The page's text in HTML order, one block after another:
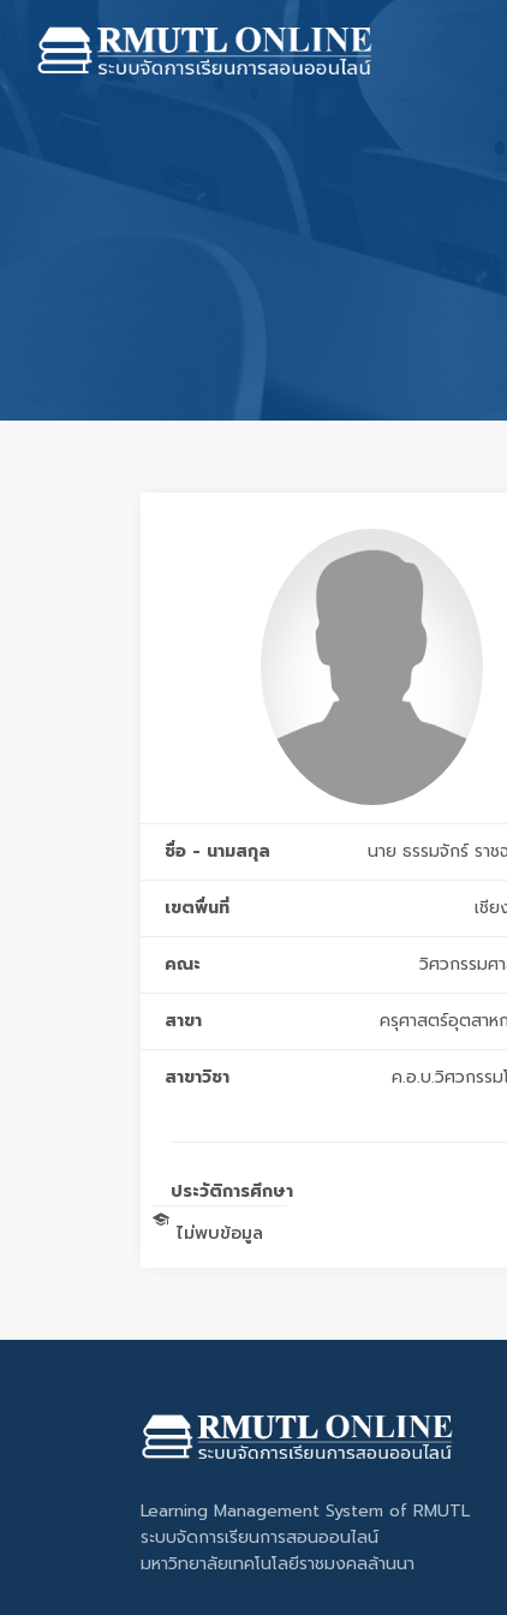
ชื่อ - นามสกุล นาย ธรรมจักร์ ราช
เขตพื่นที่ เชีย
คณะ วิศวกรรมศ
สาขา ครุศาสตร์อุตสาห
สาขาวิชา ค.อ.บ.วิศวกรรม
ประวัติการศึกษา
ไม่พบข้อมูล
Learning Management System of RMUTL
ระบบจัดการเรียนการสอนออนไลน์
มหาวิทยาลัยเทคโนโลยีราชมงคลล้านนา